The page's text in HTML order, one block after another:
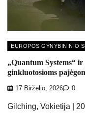
EUROPOS GYNYBININIO
„Quantum Systems“
ginkluotosioms
17 Birželio, 2026 0
Gilching, Vokietija |